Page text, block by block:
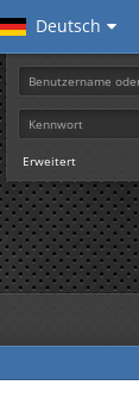
Deutsch
Erweitert